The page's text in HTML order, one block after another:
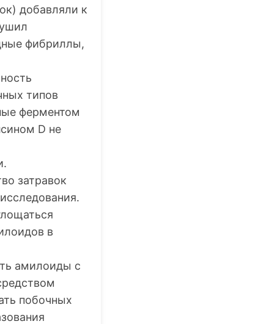
добавляли к
фибриллы,
типов
ферментом
D не
затравок
в
амилоиды с
побочных